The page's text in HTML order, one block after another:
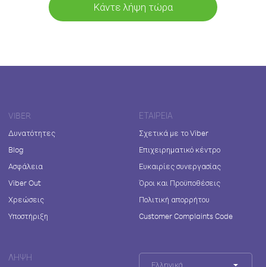
Κάντε λήψη τώρα
VIBER
Δυνατότητες
Blog
Ασφάλεια
Viber Out
Χρεώσεις
Υποστήριξη
ΕΤΑΙΡΕΊΑ
Σχετικά με το Viber
Επιχειρηματικό κέντρο
Ευκαιρίες συνεργασίας
Όροι και Προϋποθέσεις
Πολιτική απορρήτου
Customer Complaints Code
ΛΉΨΗ
Ελληνικά